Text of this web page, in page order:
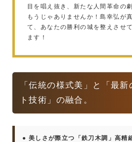
目を唱え抜き、新たな人間革命の
もうじゃありませんか！島幸弘が
て、あなたの勝利の城を整えさせ
ます！
「伝統の様式美」と「最新
ト技術」の融合。
● 美しさが際立つ「鉄刀木調」高精